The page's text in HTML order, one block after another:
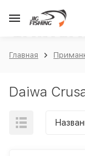
Главная
Daiwa